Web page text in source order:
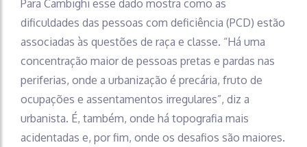
Para Cambighi esse dado mostra como as
dificuldades das pessoas com deficiência (PCD) estão
associadas às questões de raça e classe. “Há uma
concentração maior de pessoas pretas e pardas nas
periferias, onde a urbanização é precária, fruto de
ocupações e assentamentos irregulares”, diz a
urbanista. É, também, onde há topografia mais
acidentadas e, por fim, onde os desafios são maiores.